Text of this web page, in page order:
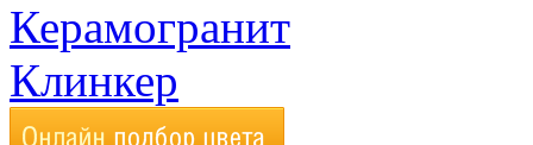
Керамогранит
Клинкер